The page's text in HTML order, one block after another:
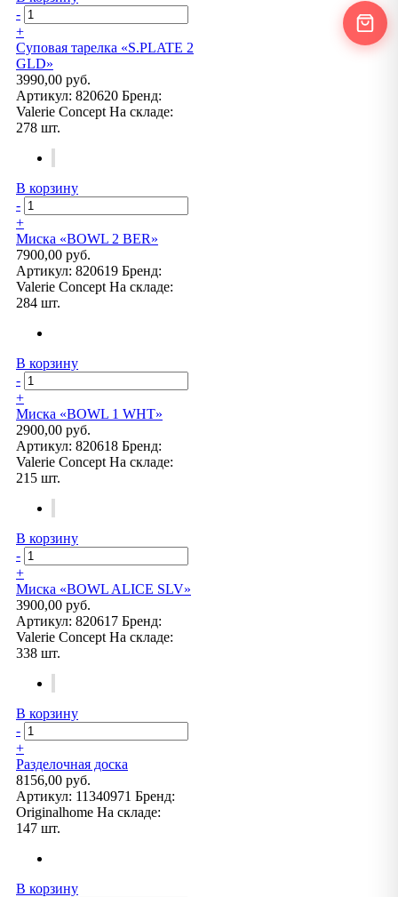
-
+
Суповая тарелка «S.PLATE 2
GLD»
3990,00 руб.
Артикул: 820620 Бренд:
Valerie Concept На складе:
278 шт.
В корзину
-
+
Миска «BOWL 2 BER»
7900,00 руб.
Артикул: 820619 Бренд:
Valerie Concept На складе:
284 шт.
В корзину
-
+
Миска «BOWL 1 WHT»
2900,00 руб.
Артикул: 820618 Бренд:
Valerie Concept На складе:
215 шт.
В корзину
-
+
Миска «BOWL ALICE SLV»
3900,00 руб.
Артикул: 820617 Бренд:
Valerie Concept На складе:
338 шт.
В корзину
-
+
Разделочная доска
8156,00 руб.
Артикул: 11340971 Бренд:
Originalhome На складе:
147 шт.
В корзину